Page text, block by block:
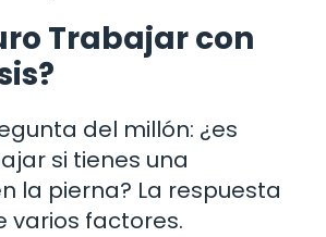
Trabajar con
del millón: ¿es
si tienes una
la pierna? La respuesta
varios factores.